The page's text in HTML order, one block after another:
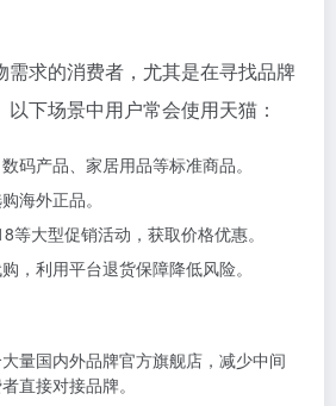
需求的消费者，尤其是在寻找品牌
下场景中用户常会使用天猫：
码产品、家居用品等标准商品。
海外正品。
等大型促销活动，获取价格优惠。
，利用平台退货保障降低风险。
大量国内外品牌官方旗舰店，减少中间
直接对接品牌。